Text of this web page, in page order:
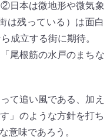
日本は微地形や微気象
は残っている）は面白
ら成立する街に期待。
尾根筋の水戸のまちな
て追い風である、加え
」のような方針を打ち
意味であろう。